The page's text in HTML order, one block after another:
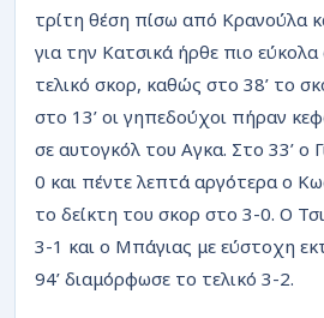
ΕΙΔΗΣΕΙΣ
ΑΡΘΡΟΓΡΑΦΙΕΣ
ΡΟΗ
τρίτη θέση πίσω από Κρανούλα
για την Κατσικά ήρθε πιο εύκολα
τελικό σκορ, καθώς στο 38’ το
στο 13’ οι γηπεδούχοι πήραν
σε αυτογκόλ του Αγκα. Στο 33’ ο
0 και πέντε λεπτά αργότερα ο
το δείκτη του σκορ στο 3-0. Ο
3-1 και ο Μπάγιας με εύστοχη
94’ διαμόρφωσε το τελικό 3-2.